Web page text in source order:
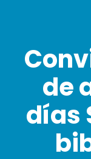
de
días